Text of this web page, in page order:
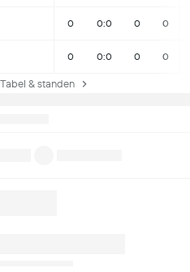
0 0:0 0 0
0 0:0 0 0
& standen